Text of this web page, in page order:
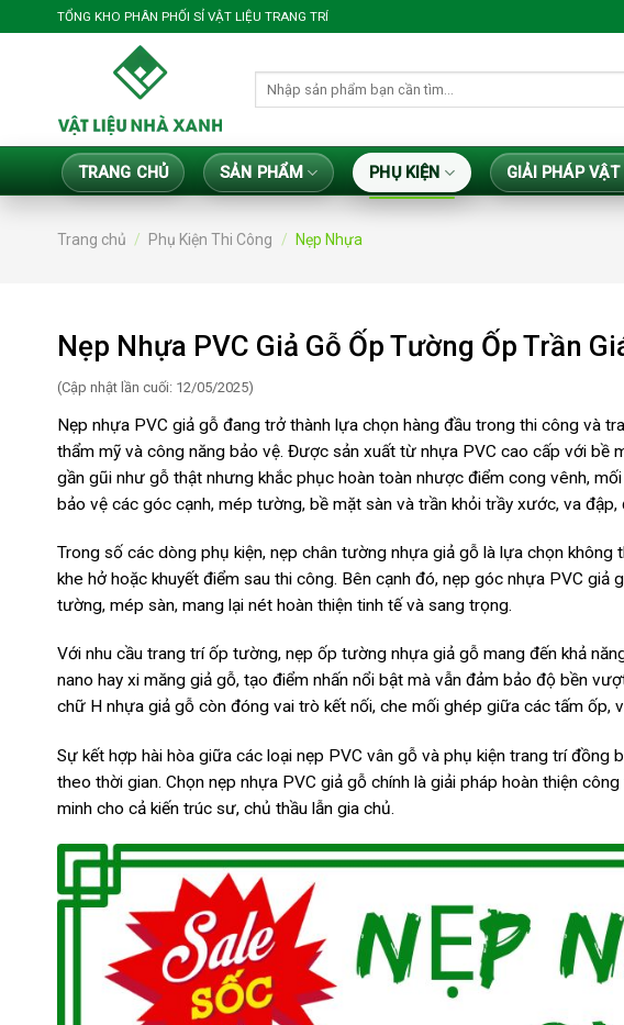
qua
TỔNG KHO PHÂN PHỐI SỈ VẬT LIỆU TRANG TRÍ
TRANG CHỦ SẢN PHẨM PHỤ KIỆN GIẢI PHÁP VẬT
Trang chủ / Phụ Kiện Thi Công / Nẹp Nhựa
Nẹp Nhựa PVC Giả Gỗ Ốp Tường Ốp Trần
(Cập nhật lần cuối: 12/05/2025)
Nẹp nhựa PVC giả gỗ đang trở thành lựa chọn hàng đầu trong thi công và
thẩm mỹ và công năng bảo vệ. Được sản xuất từ nhựa PVC cao cấp với bề
gần gũi như gỗ thật nhưng khắc phục hoàn toàn nhược điểm cong vênh,
bảo vệ các góc cạnh, mép tường, bề mặt sàn và trần khỏi trầy xước, va
Trong số các dòng phụ kiện, nẹp chân tường nhựa giả gỗ là lựa chọn
khe hở hoặc khuyết điểm sau thi công. Bên cạnh đó, nẹp góc nhựa PVC
tường, mép sàn, mang lại nét hoàn thiện tinh tế và sang trọng.
Với nhu cầu trang trí ốp tường, nẹp ốp tường nhựa giả gỗ mang đến khả
nano hay xi măng giả gỗ, tạo điểm nhấn nổi bật mà vẫn đảm bảo độ bền
chữ H nhựa giả gỗ còn đóng vai trò kết nối, che mối ghép giữa các tấm ốp,
Sự kết hợp hài hòa giữa các loại nẹp PVC vân gỗ và phụ kiện trang trí đồng
theo thời gian. Chọn nẹp nhựa PVC giả gỗ chính là giải pháp hoàn thiện
minh cho cả kiến trúc sư, chủ thầu lẫn gia chủ.